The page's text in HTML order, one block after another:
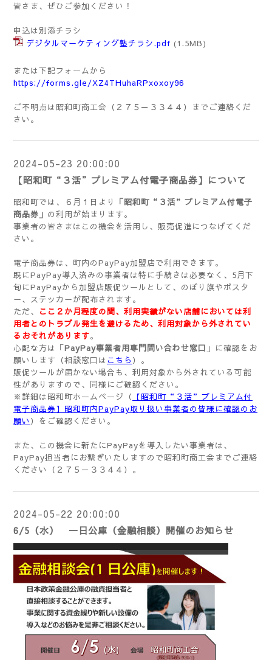
皆さま、ぜひご参加ください！
申込は別添チラシ
デジタルマーケティング塾チラシ.pdf (1.5MB)
または下記フォームから
https://forms.gle/XZ4THuhaRPxoxoy96
ご不明点は昭和町商工会（２７５－３３４４）までご連絡くだ
さい。
2024-05-23 20:00:00
【昭和町“３活”プレミアム付電子商品券】について
昭和町では、６月１日より
「昭和町“３活”プレミアム付電子
商品券」 の利用が始まります。
事業者の皆さまはこの機会を活用し、販売促進につなげてくだ
さい。
電子商品券は、町内のPayPay加盟店で利用できます。
既にPayPay導入済みの事業者は特に手続きは必要なく、5月下
旬にPayPayから加盟店販促ツールとして、のぼり旗やポスタ
ー、ステッカーが配布されます。
ただ、
ここ２か月程度の間、利用実績がない店舗においては利
用者とのトラブル発生を避けるため、利用対象から外されてい
るおそれがあります。
心配な方は「PayPay事業者用専門問い合わせ窓口 」に確認をお
願いします（相談窓口は こちら ）。
販促ツールが届かない場合も、利用対象から外されている可能
性がありますので、同様にご確認ください。
※詳細は昭和町ホームページ（ 【昭和町“３活”プレミアム付
電子商品券】昭和町内PayPay取り扱い事業者の皆様に確認のお
願い ）をご確認ください。
また、この機会に新たにPayPayを導入したい事業者は、
PayPay担当者にお繋ぎいたしますので昭和町商工会までご連絡
ください（２７５－３３４４）。
2024-05-22 20:00:00
6/5（水） 一日公庫（金融相談）開催のお知らせ